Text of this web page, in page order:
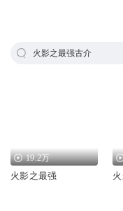
火影之最强古介
19.2万
火影之最强